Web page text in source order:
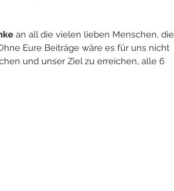
an all die vielen lieben Menschen, die
Eure Beiträge wäre es für uns nicht
und unser Ziel zu erreichen, alle 6